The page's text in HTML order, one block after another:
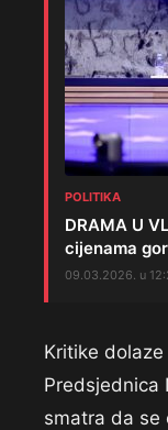
POLITIKA
DRAMA U
cijenama
09.03.2026. u
Kritike
Predsjednica
smatra da se